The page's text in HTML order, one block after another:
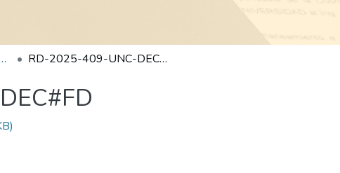
de mayo de 2025 RD-2025-409-UNC-DEC#FD